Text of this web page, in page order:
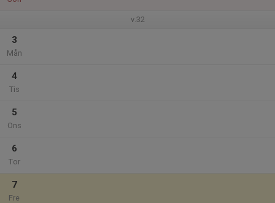
v.32
3
Mån
4
Tis
5
Ons
6
Tor
7
Fre